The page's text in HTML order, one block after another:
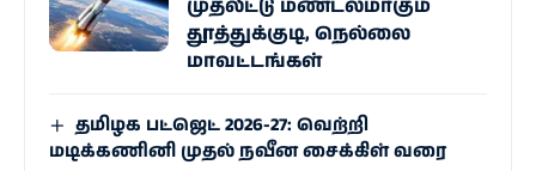
முதலீட்டு மண்டலமாகும்
தூத்துக்குடி, நெல்லை
மாவட்டங்கள்
தமிழக பட்ஜெட் 2026-27: வெற்றி
மடிக்கணினி முதல் நவீன சைக்கிள் வரை